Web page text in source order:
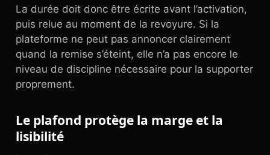
La durée doit donc être écrite avant l’activation,
puis relue au moment de la revoyure. Si la
plateforme ne peut pas annoncer clairement
quand la remise s’éteint, elle n’a pas encore le
niveau de discipline nécessaire pour la supporter
proprement.
Le plafond protège la marge et la
lisibilité